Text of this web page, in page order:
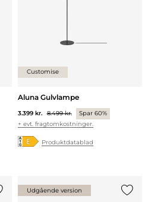
Customise
Aluna Gulvlampe
3.399 kr. 8.499 kr.
Spar 60%
+ evt. fragtomkostninger.
Produktdatablad
Udgående version